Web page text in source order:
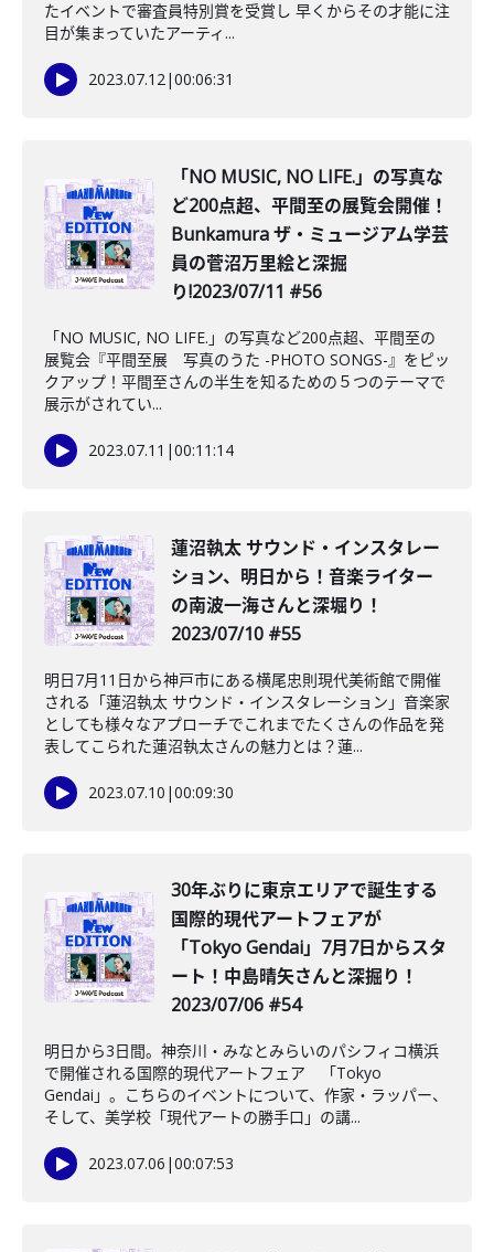
たイベントで審査員特別賞を受賞し 早くからその才能に注
目が集まっていたアーティ...
2023.07.12|00:06:31
️「NO MUSIC, NO LIFE.」の写真な
ど200点超、平間至の展覧会開催！
Bunkamura ザ・ミュージアム学芸
員の菅沼万里絵と深掘
り!2023/07/11 #56
「NO MUSIC, NO LIFE.」の写真など200点超、平間至の
展覧会『平間至展 写真のうた -PHOTO SONGS-』をピッ
クアップ！平間至さんの半生を知るための５つのテーマで
展示がされてい...
2023.07.11 |00:11:14
蓮沼執太 サウンド・インスタレー
ション、明日から！音楽ライター
の南波一海さんと深堀り！
2023/07/10 #55
明日7月11日から神戸市にある横尾忠則現代美術館で開催
される「蓮沼執太 サウンド・インスタレーション」音楽家
としても様々なアプローチでこれまでたくさんの作品を発
表してこられた蓮沼執太さんの魅力とは？蓮...
2023.07.10 |00:09:30
30年ぶりに東京エリアで誕生する
国際的現代アートフェアが
「Tokyo Gendai」7月7日からスタ
ート！中島晴矢さんと深掘り！
2023/07/06 #54
明日から3日間。神奈川・みなとみらいのパシフィコ横浜
で開催される国際的現代アートフェア 「Tokyo
Gendai」。こちらのイベントについて、作家・ラッパー、
そして、美学校「現代アートの勝手口」の講...
2023.07.06 |00:07:53